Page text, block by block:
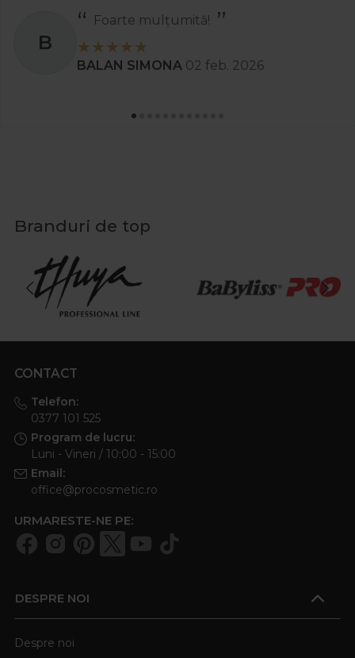
B
Foarte mulțumită!
BALAN SIMONA 02 feb. 2026
Branduri de top
CONTACT
Telefon:
0377 101 525
Program de lucru:
Luni - Vineri / 10:00 - 15:00
Email:
office@procosmetic.ro
URMARESTE-NE PE:
DESPRE NOI
Despre noi